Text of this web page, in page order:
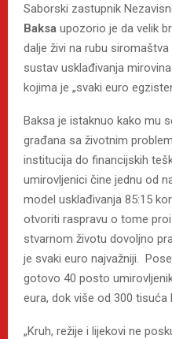
Saborski zastupnik
Baksa upozorio je da velik
dalje živi na rubu
sustav usklađivanja
kojima je „svaki euro
Baksa je istaknuo kako mu
građana sa životnim
institucija do financijskih
umirovljenici čine jednu od
model usklađivanja 85:15
otvoriti raspravu o tome
stvarnom životu dovoljno
je svaki euro najvažniji.
gotovo 40 posto
eura, dok više od 300 tisuća
„Kruh, režije i lijekovi ne